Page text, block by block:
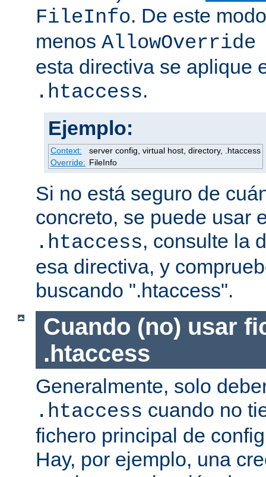
FileInfo. De este
menos
esta directiva se aplique
.htaccess.
Ejemplo:
Context:
server config, virtual host, directory, .htaccess
Override: FileInfo
Si no está seguro de
concreto, se puede usar
.htaccess, consulte la
esa directiva, y
buscando ".htaccess".
Cuando (no) usar
.htaccess
Generalmente, solo
.htaccess cuando no
fichero principal de
Hay, por ejemplo, una